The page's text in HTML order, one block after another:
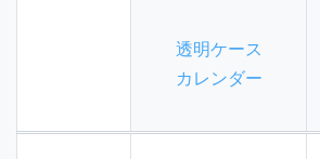
透明ケース
カレンダー